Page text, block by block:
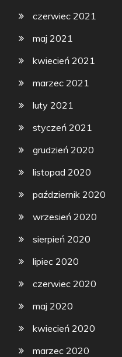
czerwiec 2021
maj 2021
kwiecień 2021
marzec 2021
luty 2021
styczeń 2021
grudzień 2020
listopad 2020
październik 2020
wrzesień 2020
sierpień 2020
lipiec 2020
czerwiec 2020
maj 2020
kwiecień 2020
marzec 2020